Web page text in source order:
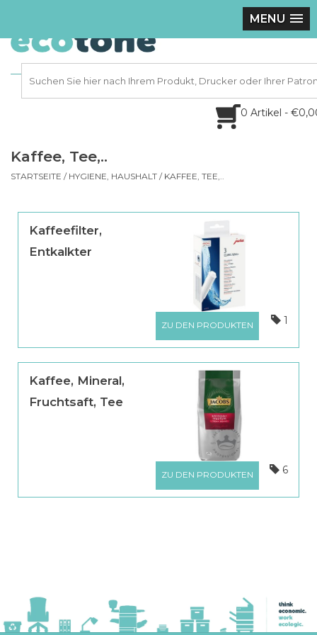
MENU
0 Artikel -
Kaffee, Tee,..
STARTSEITE / HYGIENE, HAUSHALT / KAFFEE, TEE,..
Kaffeefilter,
Entkalkter
ZU DEN PRODUKTEN 1
Kaffee, Mineral,
Fruchtsaft, Tee
ZU DEN PRODUKTEN 6